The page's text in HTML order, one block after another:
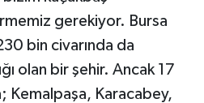
gerekiyor. Bursa
bin civarında da
olan bir şehir. Ancak 17
Kemalpaşa, Karacabey,